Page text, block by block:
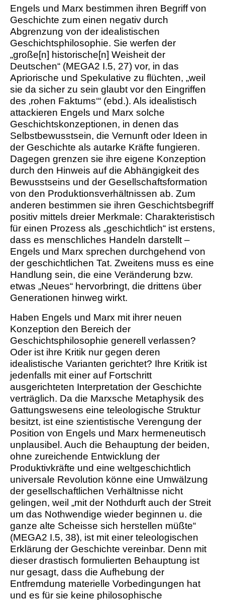
Engels und Marx bestimmen ihren Begriff von
Geschichte zum einen negativ durch
Abgrenzung von der idealistischen
Geschichtsphilosophie. Sie werfen der
„große[n] historische[n] Weisheit der
Deutschen“ (MEGA2 I.5, 27) vor, in das
Apriorische und Spekulative zu flüchten, „weil
sie da sicher zu sein glaubt vor den Eingriffen
des ‚rohen Faktums‘“ (ebd.). Als idealistisch
attackieren Engels und Marx solche
Geschichtskonzeptionen, in denen das
Selbstbewusstsein, die Vernunft oder Ideen in
der Geschichte als autarke Kräfte fungieren.
Dagegen grenzen sie ihre eigene Konzeption
durch den Hinweis auf die Abhängigkeit des
Bewusstseins und der Gesellschaftsformation
von den Produktionsverhältnissen ab. Zum
anderen bestimmen sie ihren Geschichtsbegriff
positiv mittels dreier Merkmale: Charakteristisch
für einen Prozess als „geschichtlich“ ist erstens,
dass es menschliches Handeln darstellt –
Engels und Marx sprechen durchgehend von
der geschichtlichen Tat. Zweitens muss es eine
Handlung sein, die eine Veränderung bzw.
etwas „Neues“ hervorbringt, die drittens über
Generationen hinweg wirkt.
Haben Engels und Marx mit ihrer neuen
Konzeption den Bereich der
Geschichtsphilosophie generell verlassen?
Oder ist ihre Kritik nur gegen deren
idealistische Varianten gerichtet? Ihre Kritik ist
jedenfalls mit einer auf Fortschritt
ausgerichteten Interpretation der Geschichte
verträglich. Da die Marxsche Metaphysik des
Gattungswesens eine teleologische Struktur
besitzt, ist eine szientistische Verengung der
Position von Engels und Marx hermeneutisch
unplausibel. Auch die Behauptung der beiden,
ohne zureichende Entwicklung der
Produktivkräfte und eine weltgeschichtlich
universale Revolution könne eine Umwälzung
der gesellschaftlichen Verhältnisse nicht
gelingen, weil „mit der Nothdurft auch der Streit
um das Nothwendige wieder beginnen u. die
ganze alte Scheisse sich herstellen müßte“
(MEGA2 I.5, 38), ist mit einer teleologischen
Erklärung der Geschichte vereinbar. Denn mit
dieser drastisch formulierten Behauptung ist
nur gesagt, dass die Aufhebung der
Entfremdung materielle Vorbedingungen hat
und es für sie keine philosophische